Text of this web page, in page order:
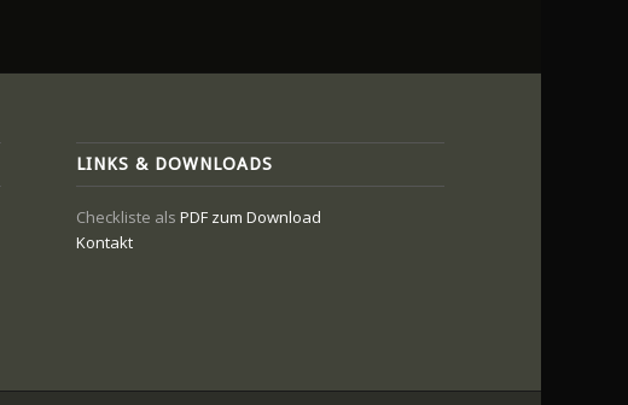
LINKS & DOWNLOADS
Checkliste als PDF zum Download
Kontakt